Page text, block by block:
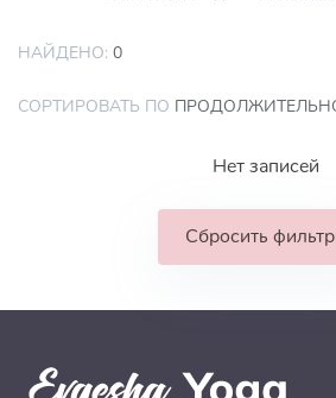
НАЙДЕНО: 0
СОРТИРОВАТЬ ПО
Нет записей
Сбросить